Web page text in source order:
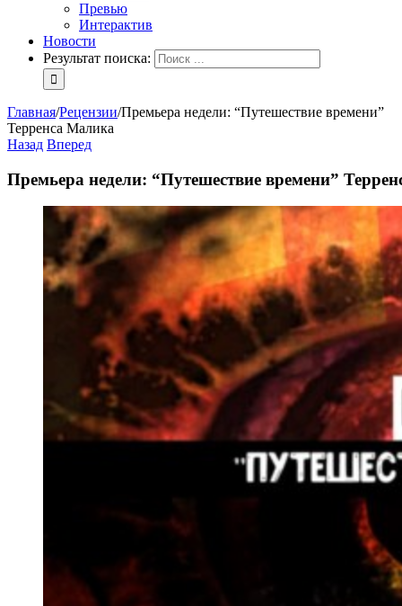
Превью
Интерактив
Новости
Результат поиска:
Главная/Рецензии/Премьера недели: “Путешествие времени”
Терренса Малика
Назад Вперед
Премьера недели: “Путешествие времени”